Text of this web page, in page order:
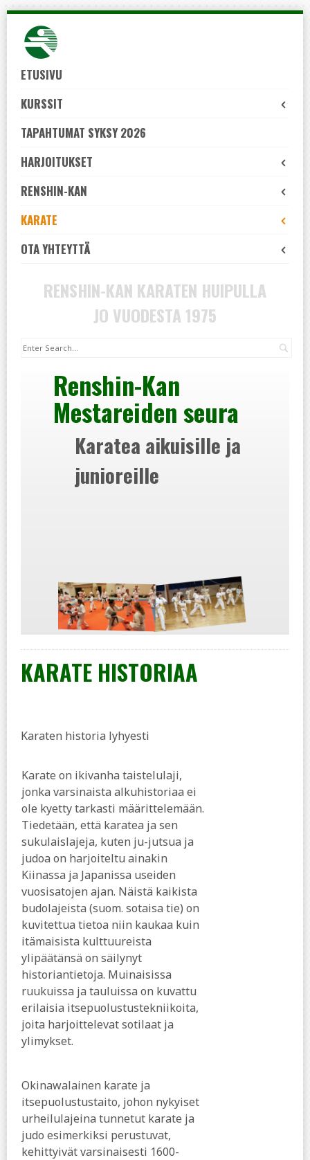
navigation
Skip
content
ETUSIVU
KURSSIT
TAPAHTUMAT SYKSY 2026
HARJOITUKSET
RENSHIN-KAN
KARATE
OTA YHTEYTTÄ
RENSHIN-KAN KARATEN HUIPULLA
JO VUODESTA 1975
Renshin-Kan
Mestareiden seura
Karatea aikuisille ja
junioreille
KARATE HISTORIAA
Karaten historia lyhyesti
Karate on ikivanha taistelulaji,
jonka varsinaista alkuhistoriaa ei
ole kyetty tarkasti määrittelemään.
Tiedetään, että karatea ja sen
sukulaislajeja, kuten ju-jutsua ja
judoa on harjoiteltu ainakin
Kiinassa ja Japanissa useiden
vuosisatojen ajan. Näistä kaikista
budolajeista (suom. sotaisa tie) on
kuvitettua tietoa niin kaukaa kuin
itämaisista kulttuureista
ylipäätänsä on säilynyt
historiantietoja. Muinaisissa
ruukuissa ja tauluissa on kuvattu
erilaisia itsepuolustustekniikoita,
joita harjoittelevat sotilaat ja
ylimykset.
Okinawalainen karate ja
itsepuolustustaito, johon nykyiset
urheilulajeina tunnetut karate ja
judo esimerkiksi perustuvat,
kehittyivät varsinaisesti 1600-